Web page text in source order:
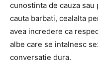
cunostinta de cauza
cauta barbati, cealalta
avea incredere ca
albe care se intalnesc
conversatie dura.